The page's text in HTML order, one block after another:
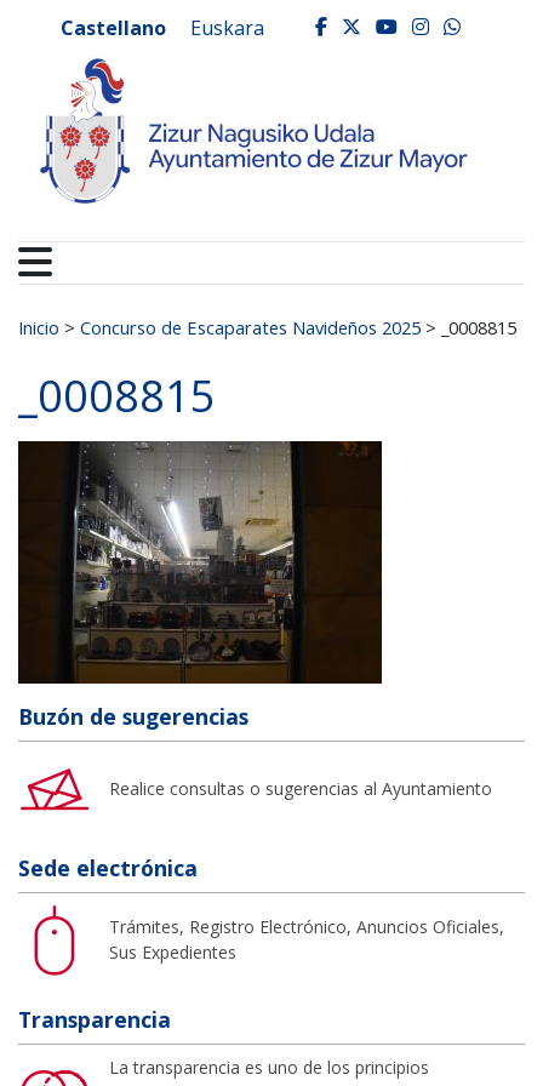
Ayuntamiento de
Castellano Euskara facebook
twitter
youtube
Buscar:
Inicio > Concurso de Escaparates Navideños 2025 > _0008815
_0008815
Buzón de sugerencias
Realice consultas o sugerencias al Ayuntamiento
Sede electrónica
Trámites, Registro Electrónico, Anuncios Oficiales,
Sus Expedientes
Transparencia
La transparencia es uno de los principios